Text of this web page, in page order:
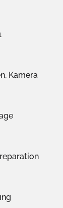
Kamera